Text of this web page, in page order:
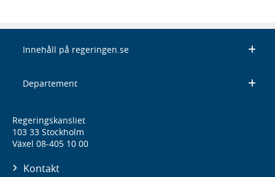
Innehåll på regeringen.se
Departement
Regeringskansliet
103 33 Stockholm
Växel 08-405 10 00
Kontakt